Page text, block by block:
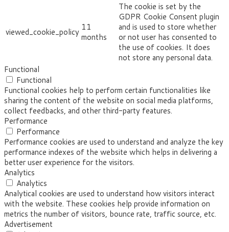
viewed_cookie_policy 11
months
The cookie is set by the
GDPR Cookie Consent plugin
and is used to store whether
or not user has consented to
the use of cookies. It does
not store any personal data.
Functional
Functional
Functional cookies help to perform certain functionalities like
sharing the content of the website on social media platforms,
collect feedbacks, and other third-party features.
Performance
Performance
Performance cookies are used to understand and analyze the key
performance indexes of the website which helps in delivering a
better user experience for the visitors.
Analytics
Analytics
Analytical cookies are used to understand how visitors interact
with the website. These cookies help provide information on
metrics the number of visitors, bounce rate, traffic source, etc.
Advertisement